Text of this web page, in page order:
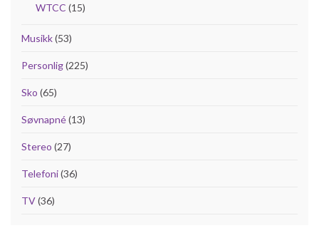
WTCC (15)
Musikk(53)
Personlig(225)
Sko (65)
Søvnapné(13)
Stereo (27)
Telefoni(36)
TV(36)